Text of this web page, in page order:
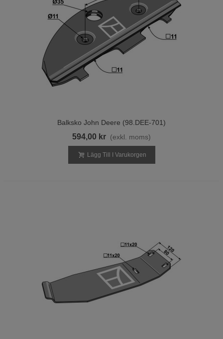
Balksko John Deere (98.DEE-701)
594,00 kr (exkl. moms)
Lägg Till I Varukorgen